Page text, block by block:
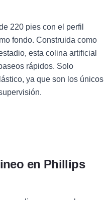
220 pies con el perfil
fondo. Construida como
esta colina artificial
rápidos. Solo
ya que son los únicos
en Phillips